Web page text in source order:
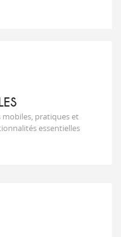
pratiques et
essentielles